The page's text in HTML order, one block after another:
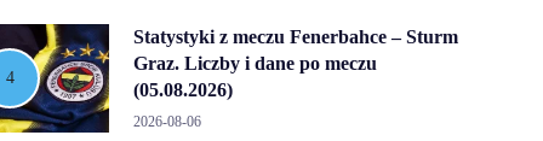
Statystyki z meczu Fenerbahce – Sturm
Graz. Liczby i dane po meczu
(05.08.2026)
2026-08-06